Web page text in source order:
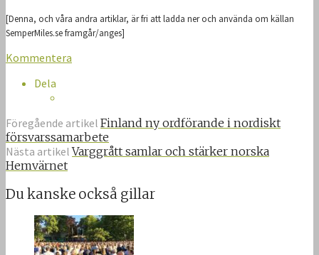
[Denna, och våra andra artiklar, är fri att ladda ner och använda om källan
SemperMiles.se framgår/anges]
Kommentera
Dela
Föregående artikel Finland ny ordförande i nordiskt
försvarssamarbete
Nästa artikel Varggrått samlar och stärker norska
Hemvärnet
Du kanske också gillar